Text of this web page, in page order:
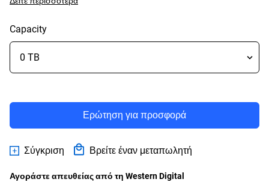
Capacity
Ερώτηση για προσφορά
Σύγκριση Βρείτε έναν μεταπωλητή
Αγοράστε απευθείας από τη Western Digital